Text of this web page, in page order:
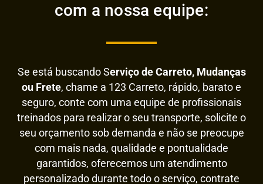
com a nossa equipe:
Se está buscando Serviço de Carreto, Mudanças
ou Frete, chame a 123 Carreto, rápido, barato e
seguro, conte com uma equipe de profissionais
treinados para realizar o seu transporte, solicite o
seu orçamento sob demanda e não se preocupe
com mais nada, qualidade e pontualidade
garantidos, oferecemos um atendimento
personalizado durante todo o serviço, contrate